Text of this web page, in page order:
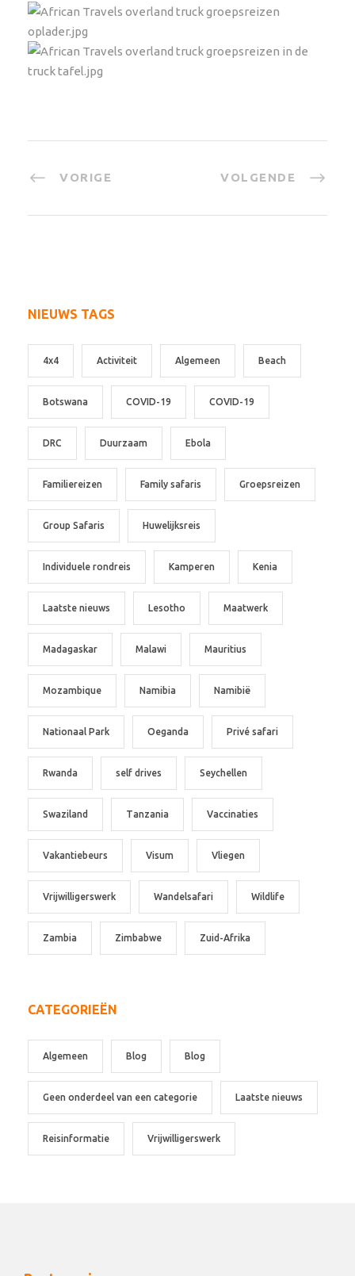
VORIGE VOLGENDE
NIEUWS TAGS
4x4 Activiteit Algemeen Beach
Botswana COVID-19 COVID-19
DRC Duurzaam Ebola
Familiereizen Family safaris Groepsreizen
Group Safaris Huwelijksreis
Individuele rondreis Kamperen Kenia
Laatste nieuws Lesotho Maatwerk
Madagaskar Malawi Mauritius
Mozambique Namibia Namibië
Nationaal Park Oeganda Privé safari
Rwanda self drives Seychellen
Swaziland Tanzania Vaccinaties
Vakantiebeurs Visum Vliegen
Vrijwilligerswerk Wandelsafari Wildlife
Zambia Zimbabwe Zuid-Afrika
CATEGORIEËN
Algemeen Blog Blog
Geen onderdeel van een categorie Laatste nieuws
Reisinformatie Vrijwilligerswerk